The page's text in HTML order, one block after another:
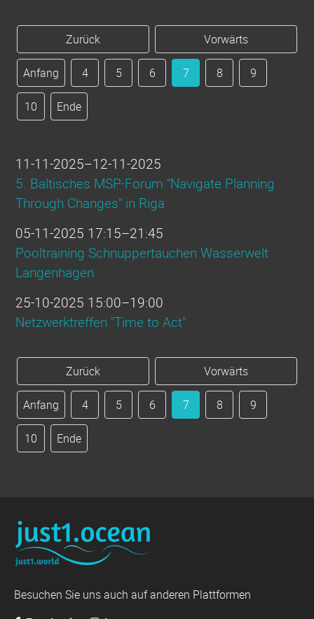
Zurück Vorwärts
Anfang 4 5 6 7 8 9
10 Ende
11-11-2025–12-11-2025
5. Baltisches MSP-Forum "Navigate Planning
Through Changes" in Riga
05-11-2025 17:15–21:45
Pooltraining Schnuppertauchen Wasserwelt
Langenhagen
25-10-2025 15:00–19:00
Netzwerktreffen "Time to Act"
Zurück Vorwärts
Anfang 4 5 6 7 8 9
10 Ende
Besuchen Sie uns auch auf anderen Plattformen